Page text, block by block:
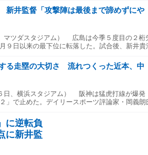
を追う2回、ロッテは西武先発・平良海馬から先
のバント安打で無死一、二塁のチャンスを作る。
昨日（8月4日）5点入りましたけど、ピッチャ
れるピッチャーではない。12球団を見てもトップ
チャンスを作れる機会が少ないと思った。1回（
てというのがあった。平良でチャンスを作るの
た」 愛斗は「サインはバントじゃなかったの
えて進塁打が自分の中では正解というか、一番や
た。ヒットを打つよりも後ろに繋げる。一死二、
っていけば（藤原）恭大、（西川）史礁といる
てはいいなと思ったので、そういう選択を取りま
イクから投じた6球目のストレートを一、二塁間
、チャンスで回ってきた打席、久々のスタメンで
たはず。それでも、チームが得点に繋がる方法を
だけ、ホームランを打つだけではないとずっ
い。チーム打撃もしなきゃいけないし、バントだ
井監督「攻撃陣は最後まで諦めずにや
マツダスタジアム） 広島は今季５度目の２桁
９日以来の最下位に転落した。試合後、新井貴
ぎ事情で岡本が４回で降板。 「先発が
てくると、ブルペン陣にしわ寄せがいってしま
、そこは苦しくなってくるよね。でも、岡本も先
のない中でやっているから、これをつなげてもら
ンスをつくるなど見せ場はつくった。 「特別
いです。攻撃陣は最後まで諦めずにやってくれ
るので、いろいろ考えながら」 −秋山を４番起
かしたくなかった。アキも状態がいいという
る走塁の大切さ 流れつくった近本、中
日、横浜スタジアム） 阪神は猛虎打線が爆発
」で止めた。デイリースポーツ評論家・岡義朗
くった。 ＤｅＮＡ先発のビドは立ち上がりで
に手を出さずにじっくりと見極めて四球を選ん
戒して神経質になりがち。続く中野は初球にセー
をかけ、２球目で近本が二盗。データと緻密な計
を切る勇気と成功させた技量は大したものだ
に逆転負
に新井監